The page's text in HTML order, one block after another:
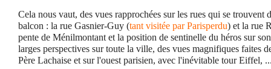
Cela nous vaut, des vues rapprochées sur les rues qui se trouvent
balcon : la rue Gasnier-Guy (tant visitée par Parisperdu) et la rue
pente de Ménilmontant et la position de sentinelle du héros sur
larges perspectives sur toute la ville, des vues magnifiques faites
Père Lachaise et sur l'ouest parisien, avec l'inévitable tour Eiffel,